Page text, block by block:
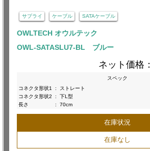
サプライ ケーブル SATAケーブル
OWLTECH オウルテック
OWL-SATASLU7-BL ブルー
ネット価格：
スペック
コネクタ形状1
:
ストレート
コネクタ形状2
:
下L型
長さ
: 70cm
在庫状況
在庫なし